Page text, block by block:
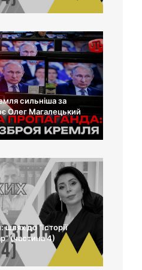
сильніша за
Олег Магалецький
шлях до “Історії
(частина 4)